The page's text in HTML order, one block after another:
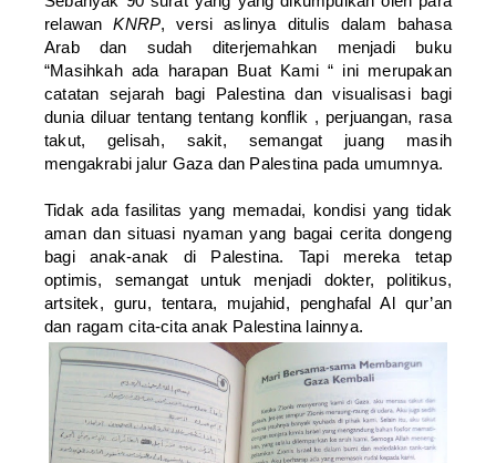
relawanKNRP, versi aslinya ditulis dalam bahasa
Arab dan sudah diterjemahkan menjadi buku
“Masihkah ada harapan Buat Kami “ ini merupakan
catatan sejarah bagi Palestina dan visualisasi bagi
dunia diluar tentang tentang konflik , perjuangan, rasa
takut, gelisah, sakit, semangat juang masih
mengakrabi jalur Gaza dan Palestina pada umumnya.
Tidak ada fasilitas yang memadai, kondisi yang tidak
aman dan situasi nyaman yang bagai cerita dongeng
bagi anak-anak di Palestina. Tapi mereka tetap
optimis, semangat untuk menjadi dokter, politikus,
artsitek, guru, tentara, mujahid, penghafal Al qur’an
dan ragam cita-cita anak Palestina lainnya.